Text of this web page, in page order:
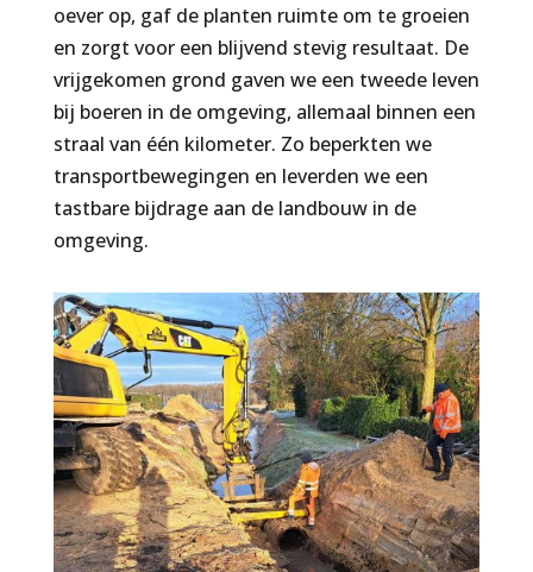
oever op, gaf de planten ruimte om te groeien
en zorgt voor een blijvend stevig resultaat. De
vrijgekomen grond gaven we een tweede leven
bij boeren in de omgeving, allemaal binnen een
straal van één kilometer. Zo beperkten we
transportbewegingen en leverden we een
tastbare bijdrage aan de landbouw in de
omgeving.